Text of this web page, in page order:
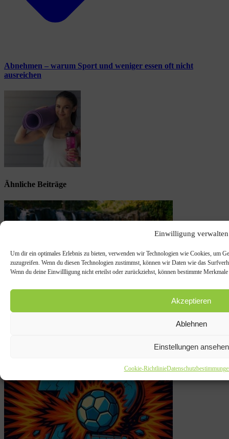
Einwilligung verwalten
Um dir ein optimales Erlebnis zu bieten, verwenden wir Technologien wie Cookies, um
zuzugreifen. Wenn du diesen Technologien zustimmst, können wir Daten wie das
Wenn du deine Einwillligung nicht erteilst oder zurückziehst, können bestimmte
Akzeptieren
Ablehnen
Einstellungen ansehen
Cookie-Richtlinie
Abnehmen – warum Sport und weniger essen oft nicht
ausreichen
Ähnliche Beiträge